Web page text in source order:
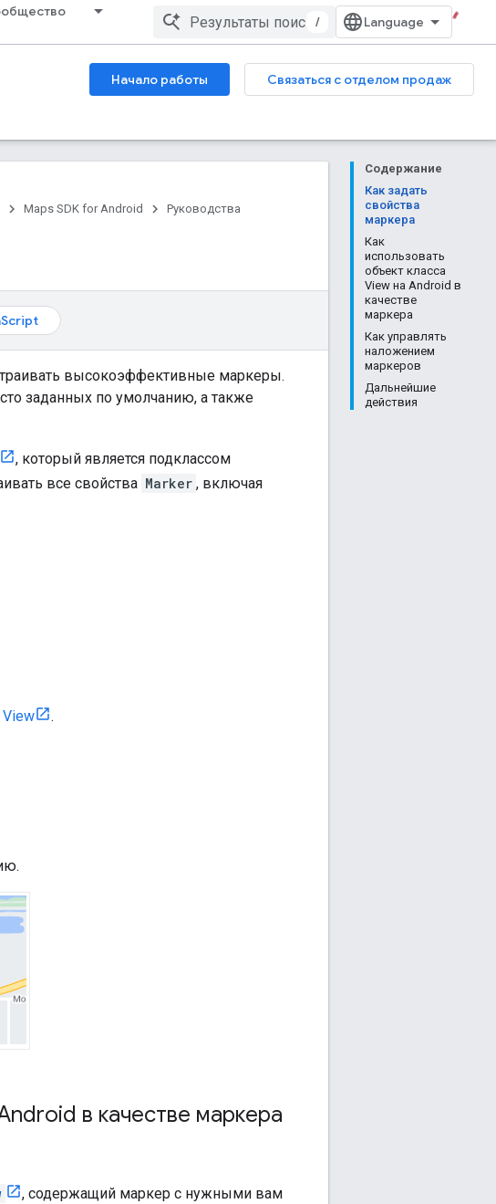
/
Начало работы
Связаться с отделом продаж
Содержание
Как задать
свойства
маркера
Как
использовать
объект класса
View на Android в
качестве
маркера
Как управлять
наложением
маркеров
Дальнейшие
действия
Maps SDK for Android Руководства
высокоэффективные маркеры.
заданных по умолчанию, а также
, который является подклассом
все свойства Marker , включая
View
.
в качестве маркера
, содержащий маркер с нужными вам